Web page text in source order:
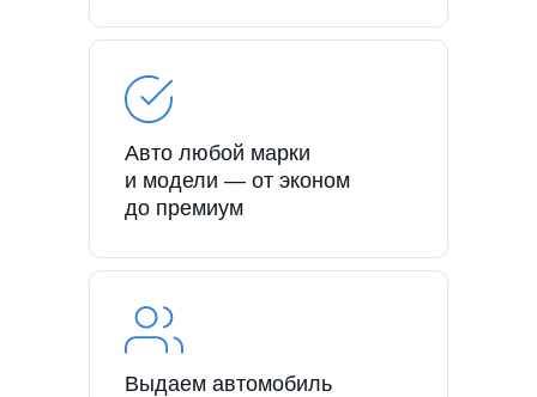
Авто любой марки
и модели — от эконом
до премиум
Выдаем автомобиль